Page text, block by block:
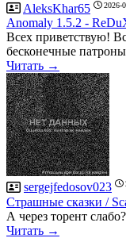
AleksKhar65 2026-
Anomaly 1.5.2 -
Всех приветствую!
бесконечные
Читать →
sergejfedosov023
Страшные сказки /
А через торент
Читать →